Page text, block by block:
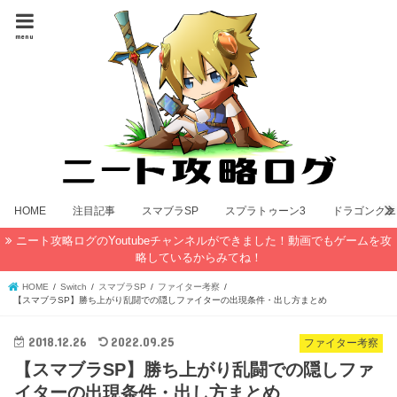
menu
HOME 注目記事 スマブラSP スプラトゥーン3 ドラゴンク
ニート攻略ログのYoutubeチャンネルができました！動画でもゲームを攻
略しているからみてね！
HOME Switch スマブラSP
ファイター考察
【スマブラSP】勝ち上がり乱闘での隠しファイターの出現条件・出し方まとめ
ファイター考察
2018.12.26 2022.09.25
【スマブラSP】勝ち上がり乱闘での隠しファ
イターの出現条件・出し方まとめ